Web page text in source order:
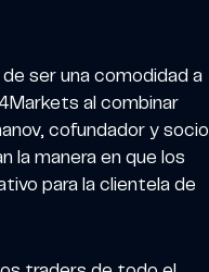
ser una comodidad a
al combinar
cofundador y socio
la manera en que los
para la clientela de